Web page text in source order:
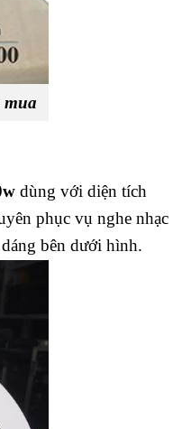
mua
dùng với diện tích
phục vụ nghe nhạc
bên dưới hình.